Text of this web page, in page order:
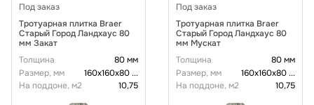
Под заказ
Тротуарная плитка Braer
Старый Город Ландхаус 80
мм Закат
Толщина
80 мм
Размер, мм
160х160х80...
На поддоне, м2
10,75
Под заказ
Тротуарная плитка Braer
Старый Город Ландхаус 80
мм Мускат
Толщина
80 мм
Размер, мм
160х160х80...
На поддоне, м2
10,75